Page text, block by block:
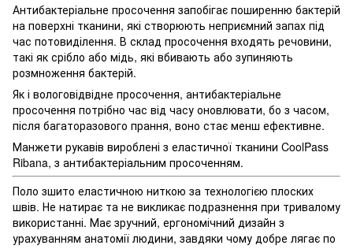
Антибактеріальне просочення запобігає поширенню бактерій
на поверхні тканини, які створюють неприємний запах під
час потовиділення. В склад просочення входять речовини,
такі як срібло або мідь, які вбивають або зупиняють
розмноження бактерій.
Як і вологовідвідне просочення, антибактеріальне
просочення потрібно час від часу оновлювати, бо з часом,
після багаторазового прання, воно стає менш ефективне.
Манжети рукавів вироблені з еластичної тканини CoolPass
Ribana, з антибактеріальним просоченням.
Поло зшито еластичною ниткою за технологією плоских
швів. Не натирає та не викликає подразнення при тривалому
використанні. Має зручний, ергономічний дизайн з
урахуванням анатомії людини, завдяки чому добре лягає по